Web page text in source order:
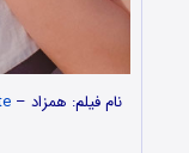
نام فیلم: همزاد –